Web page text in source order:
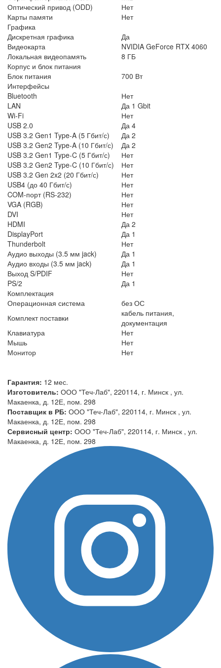
Оптический привод (ODD)
Нет
Карты памяти
Нет
Графика
Дискретная графика
Да
Видеокарта
NVIDIA GeForce RTX 4060
Локальная видеопамять
8 ГБ
Корпус и блок питания
Блок питания
700 Вт
Интерфейсы
Bluetooth
Нет
LAN
Да 1 Gbit
Wi-Fi
Нет
USB 2.0
Да 4
USB 3.2 Gen1 Type-A (5 Гбит/с)
Да 2
USB 3.2 Gen2 Type-A (10 Гбит/с)
Да 2
USB 3.2 Gen1 Type-C (5 Гбит/с)
Нет
USB 3.2 Gen2 Type-C (10 Гбит/с)
Нет
USB 3.2 Gen 2x2 (20 Гбит/с)
Нет
USB4 (до 40 Гбит/с)
Нет
COM-порт (RS-232)
Нет
VGA (RGB)
Нет
DVI
Нет
HDMI
Да 2
DisplayPort
Да 1
Thunderbolt
Нет
Аудио выходы (3.5 мм jack)
Да 1
Аудио входы (3.5 мм jack)
Да 1
Выход S/PDIF
Нет
PS/2
Да 1
Комплектация
Операционная система
без ОС
Комплект поставки
кабель питания,
документация
Клавиатура
Нет
Мышь
Нет
Монитор
Нет
Гарантия: 12 мес.
Изготовитель: ООО "Теч-Лаб", 220114, г. Минск , ул.
Макаенка, д. 12Е, пом. 298
Поставщик в РБ: ООО "Теч-Лаб", 220114, г. Минск , ул.
Макаенка, д. 12Е, пом. 298
Сервисный центр: ООО "Теч-Лаб", 220114, г. Минск , ул.
Макаенка, д. 12Е, пом. 298